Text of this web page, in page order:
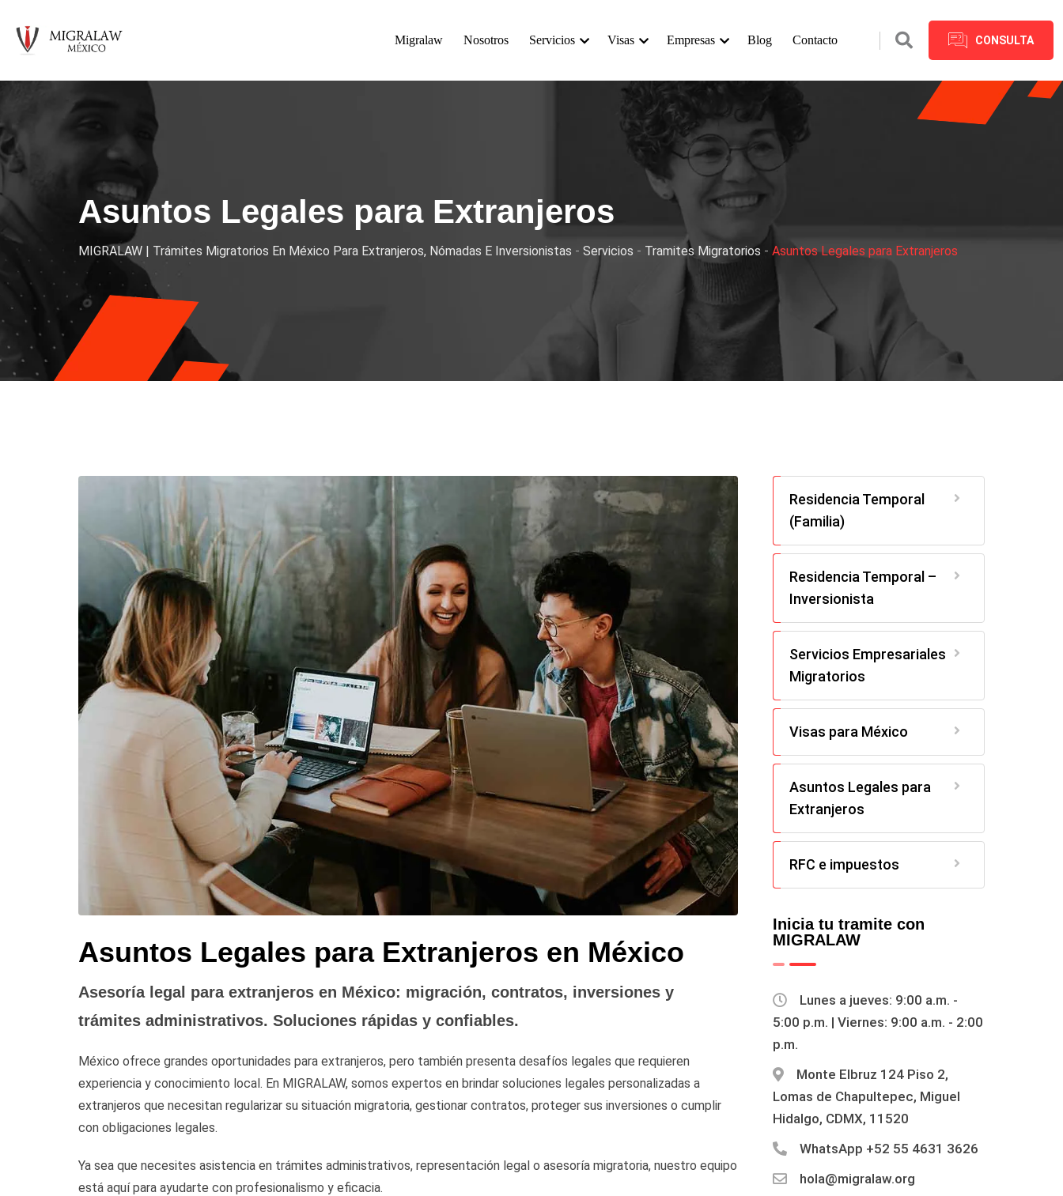
Migralaw Nosotros Servicios Visas Empresas Blog Contacto CONSULTA
Asuntos Legales para Extranjeros
MIGRALAW | Trámites Migratorios En México Para Extranjeros, Nómadas E Inversionistas - Servicios - Tramites Migratorios - Asuntos Legales para Extranjeros
Asuntos Legales para Extranjeros en México
Asesoría legal para extranjeros en México: migración, contratos, inversiones y
trámites administrativos. Soluciones rápidas y confiables.
México ofrece grandes oportunidades para extranjeros, pero también presenta desafíos legales que requieren
experiencia y conocimiento local. En MIGRALAW, somos expertos en brindar soluciones legales personalizadas a
extranjeros que necesitan regularizar su situación migratoria, gestionar contratos, proteger sus inversiones o cumplir
con obligaciones legales.
Ya sea que necesites asistencia en trámites administrativos, representación legal o asesoría migratoria, nuestro equipo
está aquí para ayudarte con profesionalismo y eficacia.
Residencia Temporal
(Familia)
Residencia Temporal –
Inversionista
Servicios Empresariales
Migratorios
Visas para México
Asuntos Legales para
Extranjeros
RFC e impuestos
Inicia tu tramite con
MIGRALAW
Lunes a jueves: 9:00 a.m. -
5:00 p.m. | Viernes: 9:00 a.m. - 2:00
p.m.
Monte Elbruz 124 Piso 2,
Lomas de Chapultepec, Miguel
Hidalgo, CDMX, 11520
WhatsApp +52 55 4631 3626
hola@migralaw.org